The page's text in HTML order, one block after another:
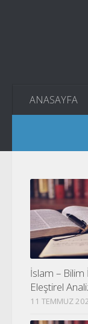
ANASAYFA
İslam – Bilim
Eleştirel
11 TEMMUZ